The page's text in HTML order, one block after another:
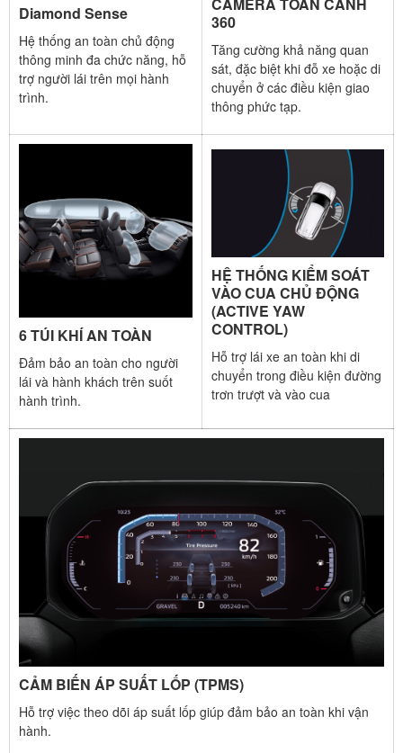
Diamond Sense
Hệ thống an toàn chủ động
thông minh đa chức năng, hỗ
trợ người lái trên mọi hành
trình.
CAMERA TOÀN CẢNH
360​
Tăng cường khả năng quan
sát, đặc biệt khi đỗ xe hoặc di
chuyển ở các điều kiện giao
thông phức tạp.​
6 TÚI KHÍ AN TOÀN
Đảm bảo an toàn cho người
lái và hành khách trên suốt
hành trình.
HỆ THỐNG KIỂM SOÁT
VÀO CUA CHỦ ĐỘNG
(ACTIVE YAW
CONTROL)
Hỗ trợ lái xe an toàn khi di
chuyển trong điều kiện đường
trơn trượt và vào cua
CẢM BIẾN ÁP SUẤT LỐP (TPMS)
Hỗ trợ việc theo dõi áp suất lốp giúp đảm bảo an toàn khi vận
hành.​